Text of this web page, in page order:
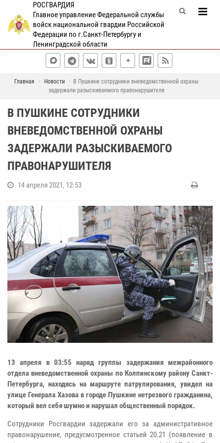
РОСГВАРДИЯ
Главное управление Федеральной службы
войск национальной гвардии Российской
Федерации по г.Санкт-Петербургу и
Ленинградской области
Главная Новости
В Пушкине сотрудники вневедомственной охраны
задержали разыскиваемого правонарушителя
В ПУШКИНЕ СОТРУДНИКИ
ВНЕВЕДОМСТВЕННОЙ ОХРАНЫ
ЗАДЕРЖАЛИ РАЗЫСКИВАЕМОГО
ПРАВОНАРУШИТЕЛЯ
14 апреля 2021, 12:53
13 апреля в 03:55 наряд группы задержания межрайонного
отдела вневедомственной охраны по Колпинскому району Санкт-
Петербурга, находясь на маршруте патрулирования, увидел на
улице Генерала Хазова в городе Пушкине нетрезвого гражданина,
который вел себя шумно и нарушал общественный порядок.
Сотрудники Росгвардии задержали его за административное
правонарушение, предусмотренное статьей 20.21 (появление в